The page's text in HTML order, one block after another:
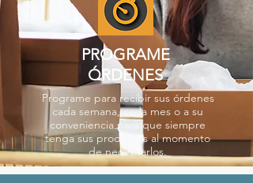
PROGRAME
ÓRDENES
Programe para recibir sus órdenes
cada semana, cada mes o a su
conveniencia para que siempre
tenga sus productos al momento
de necesitarlos.